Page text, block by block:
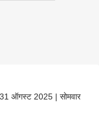
ऑगस्ट 2025 | सोमवार